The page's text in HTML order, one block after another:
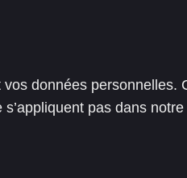
données personnelles.
pas dans notre